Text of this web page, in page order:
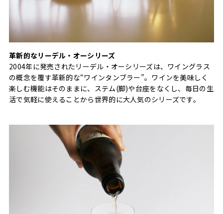
革新的なリーデル・オーシリーズ
2004年に発売されたリーデル・オーシリーズは、ワイングラス
の概念を覆す革新的な“ワインタンブラー”。ワインを美味しく
楽しむ機能はそのままに、ステム(脚)や台座をなくし、毎日の生
活で気軽に使えることから世界的に大人気のシリーズです。